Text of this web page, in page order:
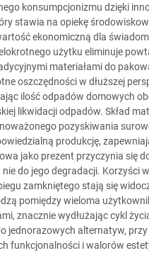
konsumpcjonizmu dzięki
stawia na opiekę
ekonomiczną dla
użytku eliminuje
materiałami do
oszczędności w dłuższej
ilość odpadów domowych
likwidacji odpadów. Skład
pozyskiwania
produkcję,
jako prezent przyczynia się
do jego degradacji. Korzyści
zamkniętego stają się
pomiędzy wieloma
znacznie wydłużając cykl
jednorazowych alternatyw,
funkcjonalności i walorów